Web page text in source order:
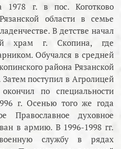
1978 г. в пос. Коготково
области в семье
В детстве начал
храм г. Скопина, где
Обучался в средней
района Рязанской
Затем поступил в Агролицей
по специальности
г. Осенью того же года
Православное духовное
в армию. В 1996-1998 гг.
службу в рядах